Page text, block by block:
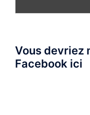
Vous devriez
Facebook ici